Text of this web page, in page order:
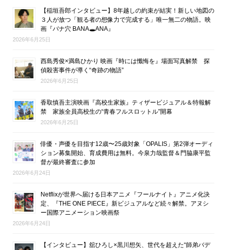
【稲垣吾郎インタビュー】8年越しの約束が結実！新しい地図の
３人が放つ「観る者の想像力で完成する」唯一無二の物語。映
画『バナ穴 BANA🕳ANA』
2026年6月25日
西島秀俊×満島ひかり 映画『時には懺悔を』場面写真解禁 探
偵殺害事件が導く“奇跡の物語”
2026年6月25日
香取慎吾主演映画『高校生家族』ティザービジュアル＆特報解
禁 家族全員高校生の“青春フルスロットル”開幕
2026年6月25日
俳優・声優を目指す12歳〜25歳対象「OPALIS」第2弾オーディ
ション募集開始、育成費用は無料。今泉力哉監督＆門脇康平監
督が最終審査に参加
2026年6月24日
Netflixが世界へ届ける日本アニメ『フールナイト』アニメ化決
定、『THE ONE PIECE』新ビジュアルなど続々解禁。アヌシ
ー国際アニメーション映画祭
2026年6月24日
【インタビュー】舘ひろし×黒川想矢、世代を超えた“師弟バデ